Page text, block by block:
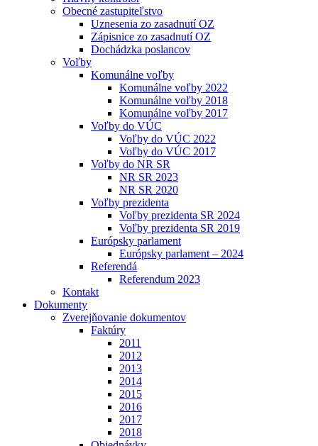
Obecné zastupiteľstvo
Uznesenia zo zasadnutí OZ
Zápisnice zo zasadnutí OZ
Dochádzka poslancov
Voľby
Komunálne voľby
Komunálne voľby 2022
Komunálne voľby 2018
Komunálne voľby 2017
Voľby do VÚC
Voľby do VÚC 2022
Voľby do VÚC 2017
Voľby do NR SR
NR SR 2023
NR SR 2020
Voľby prezidenta
Voľby prezidenta SR 2024
Voľby prezidenta SR 2019
Európsky parlament
Európsky parlament – 2024
Referendá
Referendum 2023
Kontakt
Dokumenty
Zverejňovanie dokumentov
Faktúry
2011
2012
2013
2014
2015
2016
2017
2018